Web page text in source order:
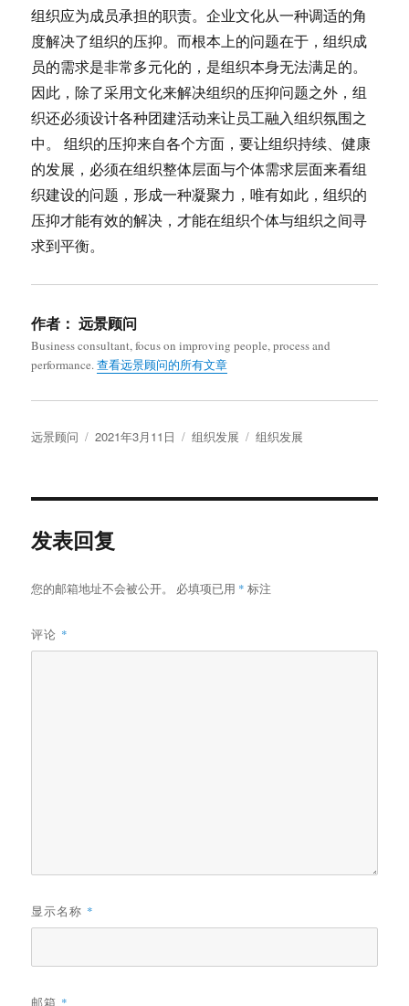
组织应为成员承担的职责。企业文化从一种调适的角
度解决了组织的压抑。而根本上的问题在于，组织成
员的需求是非常多元化的，是组织本身无法满足的。
因此，除了采用文化来解决组织的压抑问题之外，组
织还必须设计各种团建活动来让员工融入组织氛围之
中。 组织的压抑来自各个方面，要让组织持续、健康
的发展，必须在组织整体层面与个体需求层面来看组
织建设的问题，形成一种凝聚力，唯有如此，组织的
压抑才能有效的解决，才能在组织个体与组织之间寻
求到平衡。
作者： 远景顾问
Business consultant, focus on improving people, process and
performance.查看远景顾问的所有文章
作
远景顾问
发
2021年3月11日
分
组织发展
标
组织发展
发表回复
您的邮箱地址不会被公开。 必填项已用 * 标注
评论 *
显示名称 *
邮箱 *